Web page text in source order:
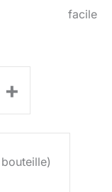
facile
+